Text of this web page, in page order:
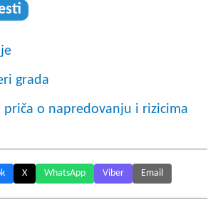
grada
priča o napredovanju i rizicima
X WhatsApp Viber Email